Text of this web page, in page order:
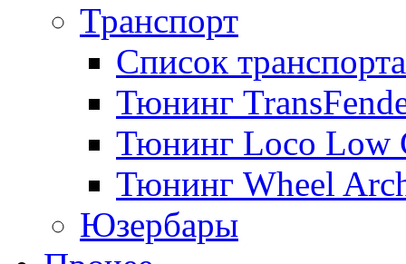
Транспорт
Список транспорта
Тюнинг
Тюнинг Loco Low
Тюнинг Wheel
Юзербары